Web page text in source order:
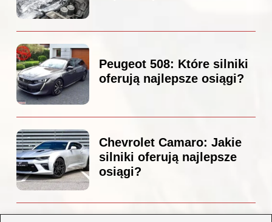
Peugeot 508: Które silniki
oferują najlepsze osiągi?
Chevrolet Camaro: Jakie
silniki oferują najlepsze
osiągi?